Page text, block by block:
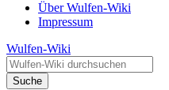
Über Wulfen-Wiki
Impressum
Wulfen-Wiki
Suche